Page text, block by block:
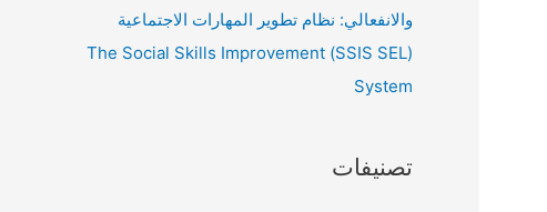
والانفعالي: نظام تطوير المهارات الاجتماعية
(SSIS SEL) The Social Skills Improvement
System
تصنيفات